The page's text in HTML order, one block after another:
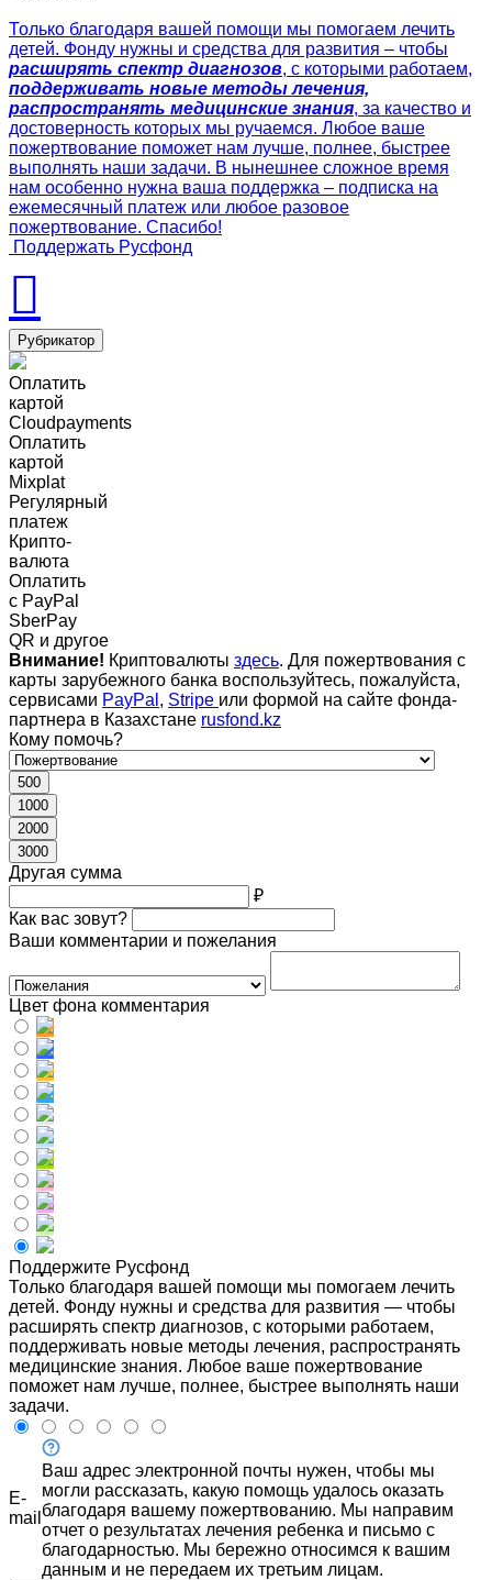
Только благодаря вашей помощи мы помогаем лечить
детей. Фонду нужны и средства для развития – чтобы
расширять спектр диагнозов, с которыми работаем,
поддерживать новые методы лечения,
распространять медицинские знания, за качество и
достоверность которых мы ручаемся. Любое ваше
пожертвование поможет нам лучше, полнее, быстрее
выполнять наши задачи. В нынешнее сложное время
нам особенно нужна ваша поддержка – подписка на
ежемесячный платеж или любое разовое
пожертвование. Спасибо!
Поддержать Русфонд
Рубрикатор
Оплатить
картой
Cloudpayments
Оплатить
картой
Mixplat
Регулярный
платеж
Крипто-
валюта
Оплатить
c PayPal
SberPay
QR и другое
Внимание! Криптовалюты здесь. Для пожертвования с
карты зарубежного банка воспользуйтесь, пожалуйста,
сервисами PayPal , Stripe или формой на сайте фонда-
партнера в Казахстане rusfond.kz
Кому помочь?
500
1000
2000
3000
Другая сумма
₽
Как вас зовут?
Ваши комментарии и пожелания
Цвет фона комментария
Поддержите Русфонд
Только благодаря вашей помощи мы помогаем лечить
детей. Фонду нужны и средства для развития — чтобы
расширять спектр диагнозов, с которыми работаем,
поддерживать новые методы лечения, распространять
медицинские знания. Любое ваше пожертвование
поможет нам лучше, полнее, быстрее выполнять наши
задачи.
E-
mail
Ваш адрес электронной почты нужен, чтобы мы
могли рассказать, какую помощь удалось оказать
благодаря вашему пожертвованию. Мы направим
отчет о результатах лечения ребенка и письмо с
благодарностью. Мы бережно относимся к вашим
данным и не передаем их третьим лицам.